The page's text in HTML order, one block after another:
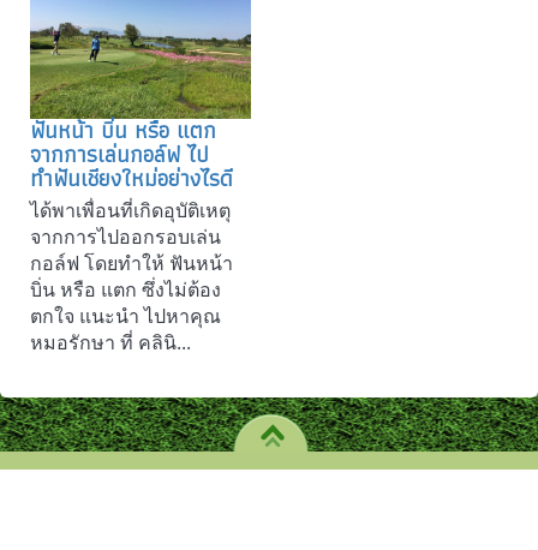
ฟันหน้า บิ่น หรือ แตก
จากการเล่นกอล์ฟ ไป
ทำฟันเชียงใหม่อย่างไรดี
ได้พาเพื่อนที่เกิดอุบัติเหตุ
จากการไปออกรอบเล่น
กอล์ฟ โดยทำให้ ฟันหน้า
บิ่น หรือ แตก ซึ่งไม่ต้อง
ตกใจ แนะนำ ไปหาคุณ
หมอรักษา ที่ คลินิ...